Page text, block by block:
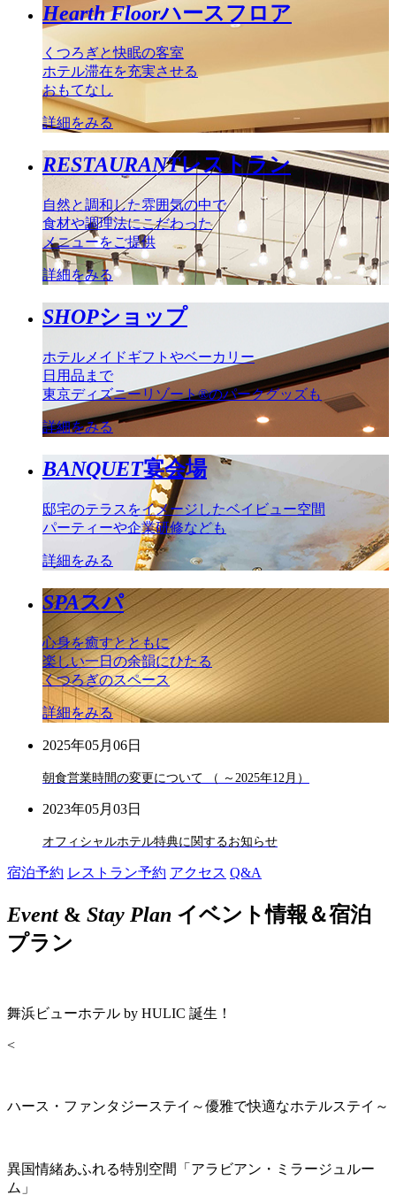
Hearth Floorハースフロア
くつろぎと快眠の客室
ホテル滞在を充実させる
おもてなし
詳細をみる
RESTAURANTレストラン
自然と調和した雰囲気の中で
食材や調理法にこだわった
メニューをご提供
詳細をみる
SHOPショップ
ホテルメイドギフトやベーカリー
日用品まで
東京ディズニーリゾート®のパークグッズも
詳細をみる
BANQUET宴会場
邸宅のテラスをイメージしたベイビュー空間
パーティーや企業研修なども
詳細をみる
SPAスパ
心身を癒すとともに
楽しい一日の余韻にひたる
くつろぎのスペース
詳細をみる
2025年05月06日
朝食営業時間の変更について （ ～2025年12月）
2023年05月03日
オフィシャルホテル特典に関するお知らせ
宿泊予約 レストラン予約 アクセス Q&A
Event& Stay Plan イベント情報＆宿泊
プラン
舞浜ビューホテル by HULIC 誕生！
<
ハース・ファンタジーステイ～優雅で快適なホテルステイ～
異国情緒あふれる特別空間「アラビアン・ミラージュルー
ム」